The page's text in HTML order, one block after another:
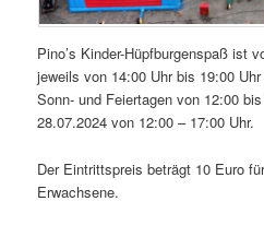
Pino’s Kinder-Hüpfburgenspaß ist
jeweils von 14:00 Uhr bis 19:00
Sonn- und Feiertagen von 12:00
28.07.2024 von 12:00 – 17:00 Uhr.
Der Eintrittspreis beträgt 10 Euro
Erwachsene.